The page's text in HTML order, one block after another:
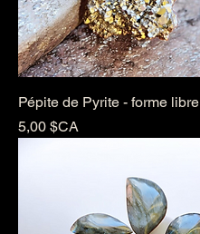
Pépite de Pyrite - forme libre
Prix
5,00 $CA